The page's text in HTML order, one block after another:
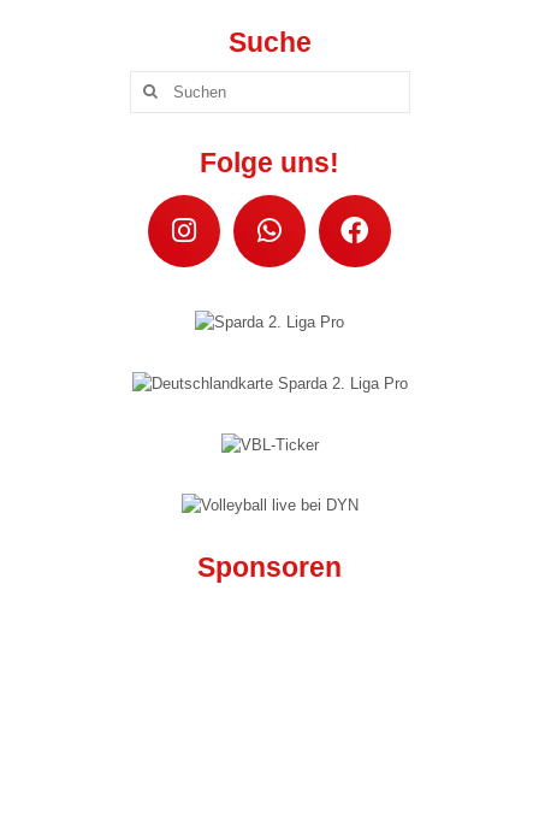
Wildcats Talente U16 w
Wildcats Talente U14 w
Wildcats Talente U13 w
Wildcats Talente U12 w
Wildcats Talente U11 w
Vikings Talente U14 m
Mini Mix 7-9 Jahre
Mini Mix 3-6 Jahre
Suche
Folge uns!
Sponsoren